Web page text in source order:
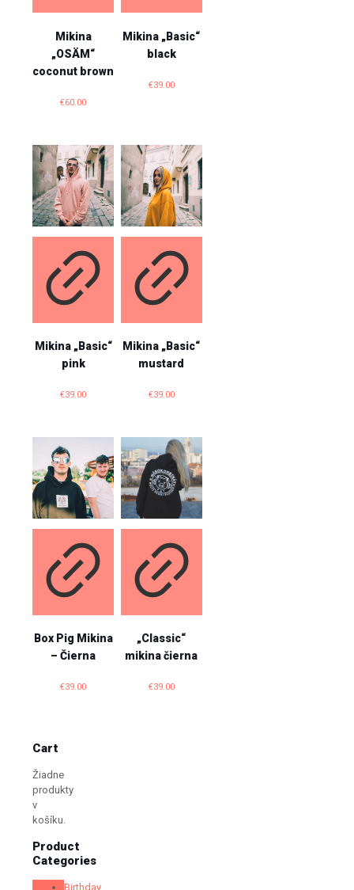
Mikina
„OSÄM“
coconut brown
€60.00
Mikina „Basic“
black
€39.00
Mikina „Basic“
pink
€39.00
Mikina „Basic“
mustard
€39.00
Box Pig Mikina
– Čierna
€39.00
„Classic“
mikina čierna
€39.00
Cart
Žiadne
produkty
v
košíku.
Product
Categories
Birthday